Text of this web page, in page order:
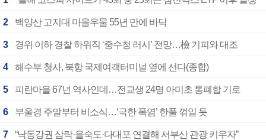
2 백양산 고지대 마을우물 55년 만에 바닥
3 경위 이하 경찰 하위직 ‘중수청 러시’ 전망…檢 기피와 대조
4 해수부 청사, 북항 국제여객터미널 옆에 선다(종합)
5 피란마을 67년 역사인데…전교생 24명 아미초 통폐합 기로
6 부울경 주말부터 비소식…‘극한 폭염’ 한풀 꺾일 듯
7 “낙동강권 삼락·을숙도·다대포 연결해 서부산 관광 키우자”